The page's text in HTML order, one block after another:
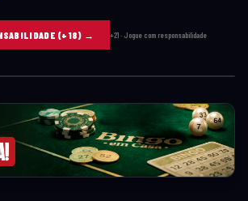
40
30
20
(+18) → +21 · Jogue com responsabilidade